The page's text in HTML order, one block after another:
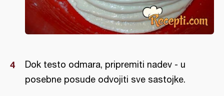
Dok testo odmara, pripremiti nadev - u
posebne posude odvojiti sve sastojke.